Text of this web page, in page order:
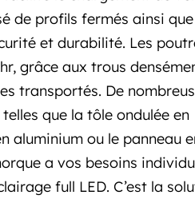
de profils fermés ainsi
et durabilité. Les
grâce aux trous
transportés. De
que la tôle ondulée en
aluminium ou le panneau
a vos besoins
full LED. C’est la